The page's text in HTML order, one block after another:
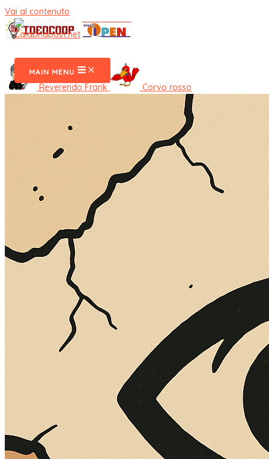
Vai al contenuto
MAIN MENU
Reverendo Frank Corvo rosso